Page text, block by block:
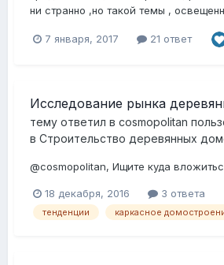
ни странно ,но такой темы ,
7 января, 2017 21 ответ
Исследование рынка
тему ответил в cosmopolitan
в Строительство деревянных
@cosmopolitan, Ищите куда
18 декабря, 2016 3 ответа
тенденции каркасное